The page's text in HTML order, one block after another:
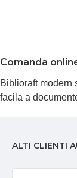
Comanda
Biblioraft modern
facila a
ALTI CLIENTI